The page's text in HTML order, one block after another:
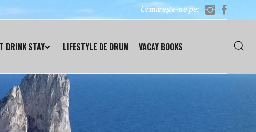
Urmărește-ne pe:
DRINK STAY LIFESTYLE DE DRUM VACAY BOOKS